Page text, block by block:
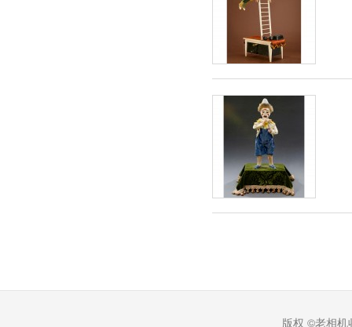
版权 ©老相